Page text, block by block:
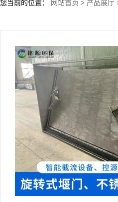
您当前的位置： 网站首页 > 产品展厅